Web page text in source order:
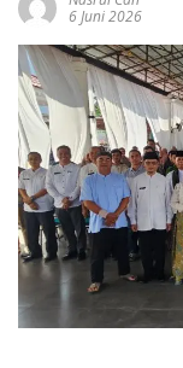
6 Juni 2026